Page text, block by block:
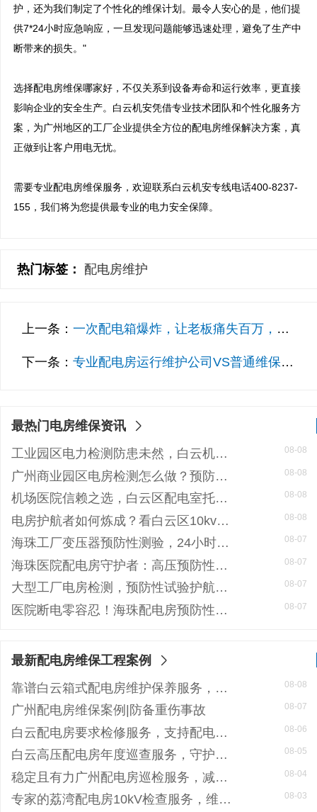
护，还为我们制定了个性化的维保计划。最令人安心的是，他们提
供7*24小时应急响应，一旦发现问题能够迅速处理，避免了生产中
断带来的损失。"
选择配电房维保哪家好，不仅关系到设备寿命和运行效率，更直接
影响企业的安全生产。白云机安凭借专业技术团队和个性化服务方
案，为广州地区的工厂企业提供全方位的配电房维保解决方案，真
正做到让客户用电无忧。
需要专业配电房维保服务，欢迎联系白云机安专线电话400-8237-
热门标签： 配电房维护
上一条： 一次配电箱爆炸，让老板痛失百万，定期维保为何成为厂区电力安全必备保障？
下一条： 专业配电房运行维护公司VS普通维保：一场电力安全的生死较量！荔湾区业主的明智选择
最热门电房维保资讯
工业园区电力检测防患未然，白云机安预防性试验护航安全生产
08-08
广州商业园区电房检测怎么做？预防性试验守护电力安全 08-08
机场医院信赖之选，白云区配电室托管公司护航高频稳定用电 08-08
电房护航者如何炼成？看白云区10kv配电房维保公司如何守护商业园区与地标脉搏 08-08
海珠工厂变压器预防性测验，24小时生产不断电的守护神 08-07
海珠医院配电房守护者：高压预防性试验如何规避呼吸机停摆风险 08-07
大型工厂电房检测，预防性试验护航24h连续生产 08-07
医院断电零容忍！海珠配电房预防性检测如何守住生命线？ 08-07
最新配电房维保工程案例
靠谱白云箱式配电房维护保养服务，阻止潜在风险
08-08
广州配电房维保案例|防备重伤事故 08-07
白云配电房要求检修服务，支持配电房稳定 08-06
白云高压配电房年度巡查服务，守护电源系统安全稳定运行 08-05
稳定且有力广州配电房巡检服务，减低缺陷状态发生几率 08-04
专家的荔湾配电房10kV检查服务，维持市场运作 08-03